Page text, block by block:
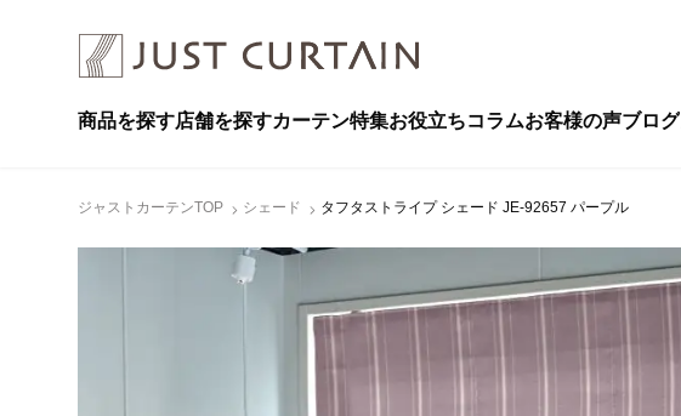
商品を探す店舗を探すカーテン特集お役立ちコラムお客様の声ブログ
ジャストカーテンTOP シェード タフタストライプ シェード JE-92657 パープル